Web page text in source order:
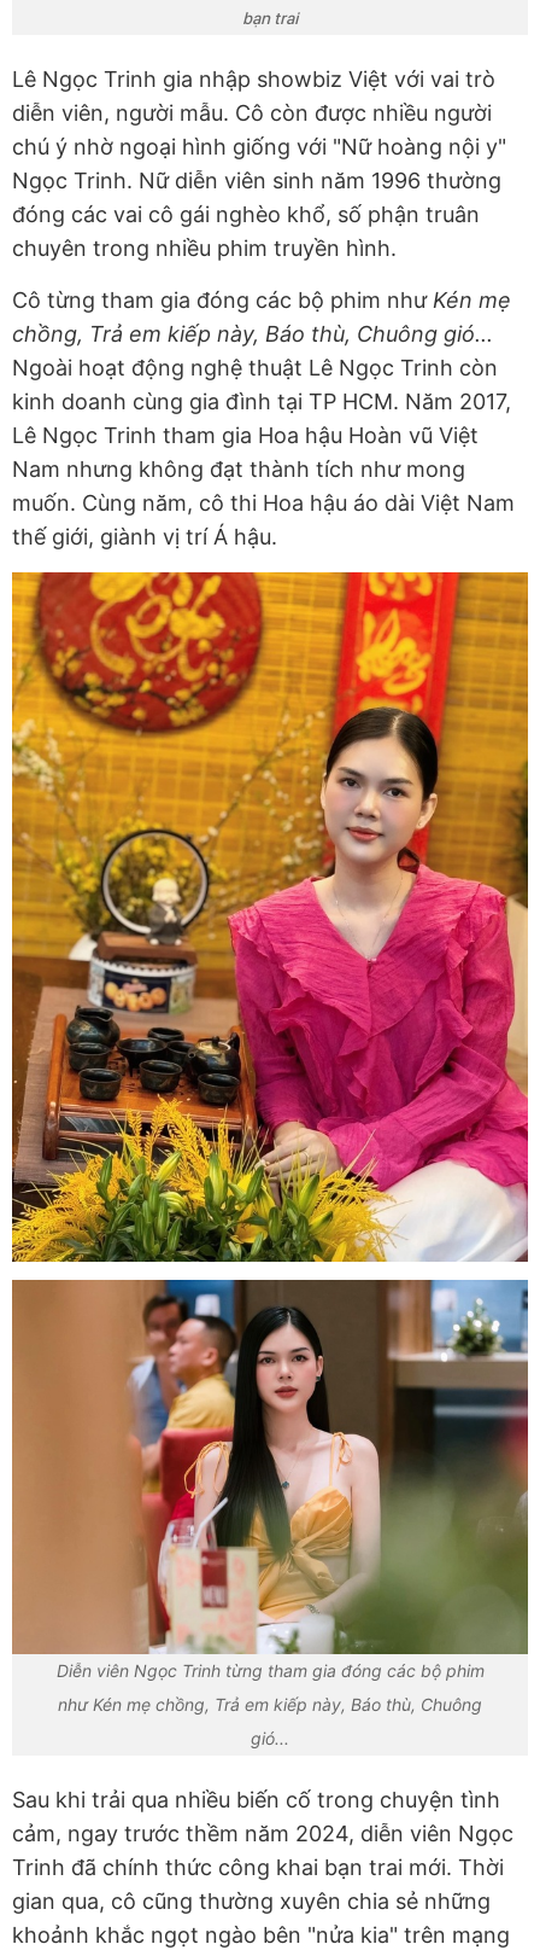
bạn trai
Lê Ngọc Trinh gia nhập showbiz Việt với vai trò
diễn viên, người mẫu. Cô còn được nhiều người
chú ý nhờ ngoại hình giống với "Nữ hoàng nội y"
Ngọc Trinh. Nữ diễn viên sinh năm 1996 thường
đóng các vai cô gái nghèo khổ, số phận truân
chuyên trong nhiều phim truyền hình.
Cô từng tham gia đóng các bộ phim nhưKén mẹ
chồng, Trả em kiếp này, Báo thù, Chuông gió...
Ngoài hoạt động nghệ thuật Lê Ngọc Trinh còn
kinh doanh cùng gia đình tại TP HCM. Năm 2017,
Lê Ngọc Trinh tham gia Hoa hậu Hoàn vũ Việt
Nam nhưng không đạt thành tích như mong
muốn. Cùng năm, cô thi Hoa hậu áo dài Việt Nam
thế giới, giành vị trí Á hậu.
Diễn viên Ngọc Trinh từng tham gia đóng các bộ phim
như Kén mẹ chồng, Trả em kiếp này, Báo thù, Chuông
gió...
Sau khi trải qua nhiều biến cố trong chuyện tình
cảm, ngay trước thềm năm 2024, diễn viên Ngọc
Trinh đã chính thức công khai bạn trai mới. Thời
gian qua, cô cũng thường xuyên chia sẻ những
khoảnh khắc ngọt ngào bên "nửa kia" trên mạng